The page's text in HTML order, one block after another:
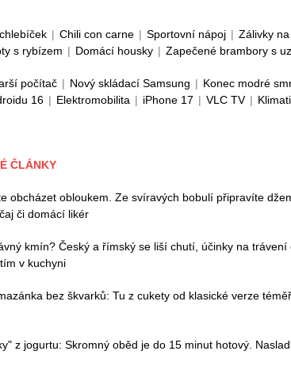
| Chili con carne | Sportovní nápoj | Zálivky
s rybízem | Domácí housky | Zapečené brambory s
počítač | Nový skládací Samsung | Konec modré
16 | Elektromobilita | iPhone 17 | VLC TV |
ČLÁNKY
obcházet obloukem. Ze svíravých bobulí připravíte
či domácí likér
kmín? Český a římský se liší chutí, účinky na trávení
v kuchyni
bez škvarků: Tu z cukety od klasické verze téměř
z jogurtu: Skromný oběd je do 15 minut hotový.